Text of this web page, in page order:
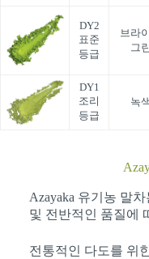
DY2
표준
등급
브라
그린
DY1
조리
등급
녹색
Azayaka 유기농 말
및 전반적인 품질에
전통적인 다도를 위